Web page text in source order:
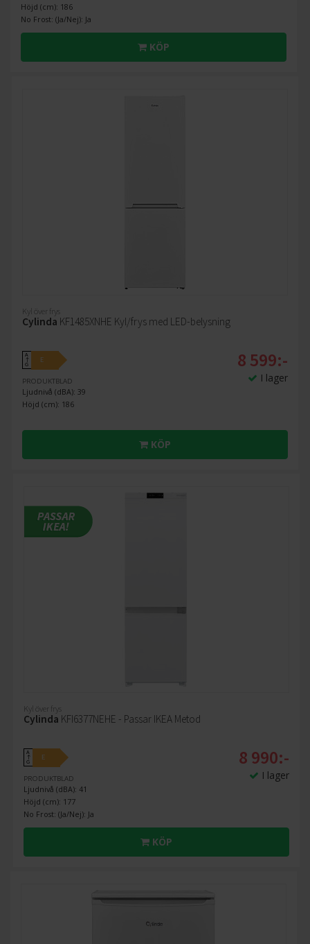
Höjd (cm): 186
No Frost: (Ja/Nej): Ja
KÖP
Kyl över frys
Cylinda KF1485XNHE Kyl/frys med LED-belysning
A
↑
G
E
PRODUKTBLAD
Ljudnivå (dBA): 39
Höjd (cm): 186
8 599:-
I lager
KÖP
Kyl över frys
Cylinda KFI6377NEHE - Passar IKEA Metod
A
↑
G
E
PRODUKTBLAD
Ljudnivå (dBA): 41
Höjd (cm): 177
No Frost: (Ja/Nej): Ja
8 990:-
I lager
KÖP